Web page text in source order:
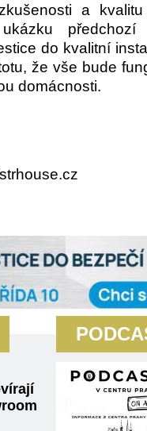
a kvalitu
předchozí
do kvalitní
že vše bude
domácnosti.